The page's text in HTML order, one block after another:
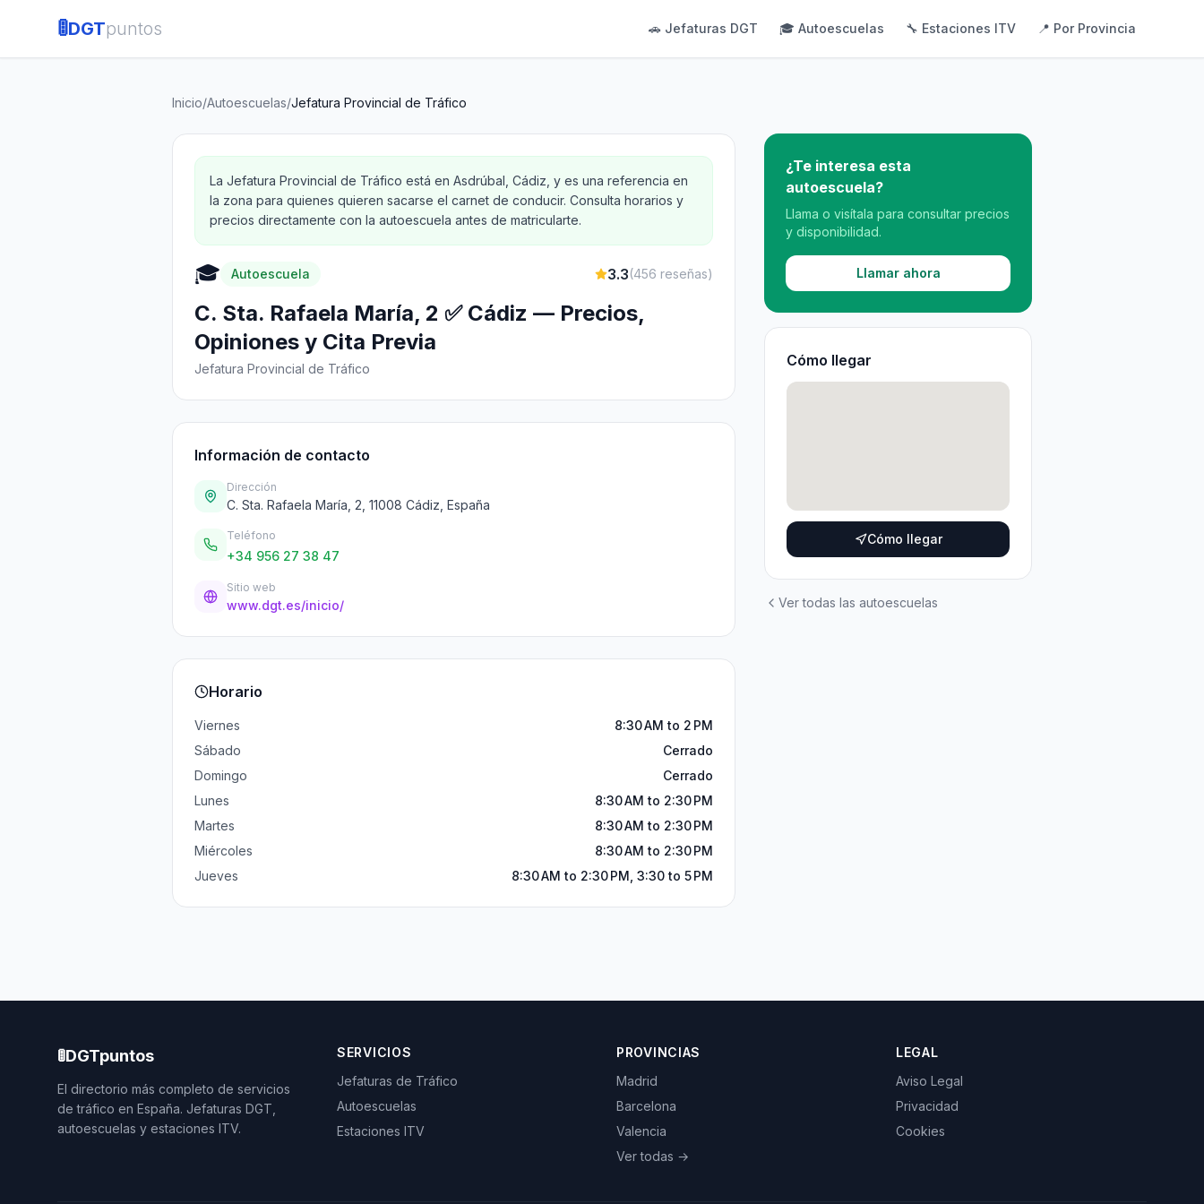
🚦DGTpuntos 🚗 Jefaturas DGT 🎓 Autoescuelas 🔧 Estaciones ITV 📍 Por Provincia
Inicio/Autoescuelas/Jefatura Provincial de Tráfico
La Jefatura Provincial de Tráfico está en Asdrúbal, Cádiz, y es una referencia en
la zona para quienes quieren sacarse el carnet de conducir. Consulta horarios y
precios directamente con la autoescuela antes de matricularte.
🎓 Autoescuela 3.3(456 reseñas)
C. Sta. Rafaela María, 2 ✅ Cádiz — Precios,
Opiniones y Cita Previa
Jefatura Provincial de Tráfico
Información de contacto
Dirección
C. Sta. Rafaela María, 2, 11008 Cádiz, España
Teléfono
+34 956 27 38 47
Sitio web
www.dgt.es/inicio/
Horario
Viernes
8:30 AM to 2 PM
Sábado
Cerrado
Domingo
Cerrado
Lunes
8:30 AM to 2:30 PM
Martes
8:30 AM to 2:30 PM
Miércoles
8:30 AM to 2:30 PM
Jueves
8:30 AM to 2:30 PM, 3:30 to 5 PM
¿Te interesa esta
autoescuela?
Llama o visítala para consultar precios
y disponibilidad.
Llamar ahora
Cómo llegar
Cómo llegar
Ver todas las autoescuelas
🚦DGTpuntos
El directorio más completo de servicios
de tráfico en España. Jefaturas DGT,
autoescuelas y estaciones ITV.
SERVICIOS
Jefaturas de Tráfico
Autoescuelas
Estaciones ITV
PROVINCIAS
Madrid
Barcelona
Valencia
Ver todas →
LEGAL
Aviso Legal
Privacidad
Cookies